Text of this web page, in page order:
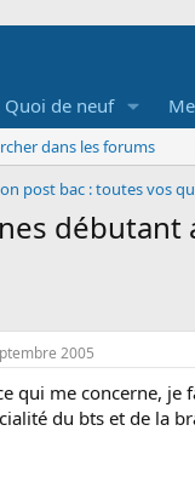
Quoi de neuf
dans les forums
post bac : toutes vos
débutant
2005
qui me concerne, je
du bts et de la